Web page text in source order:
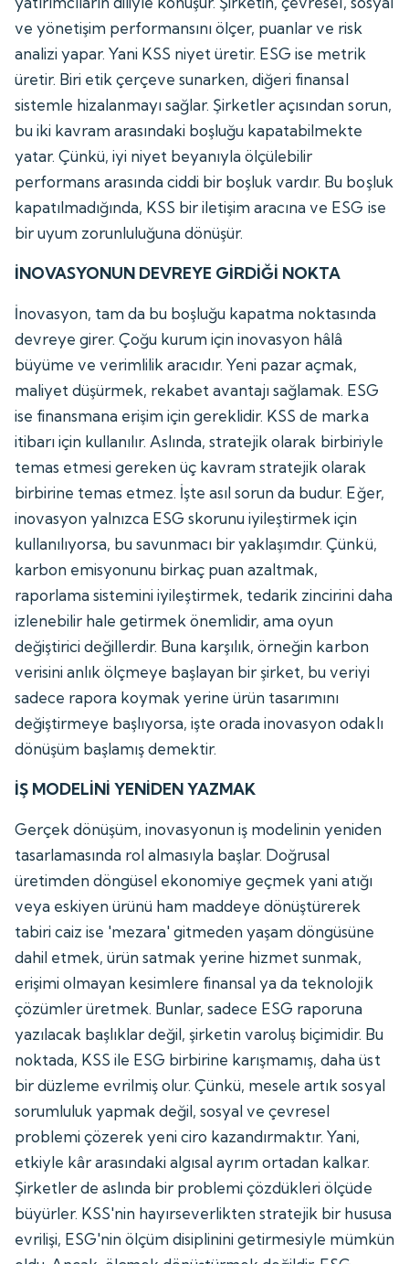
ve yönetişim performansını ölçer, puanlar ve risk
analizi yapar. Yani KSS niyet üretir. ESG ise metrik
üretir. Biri etik çerçeve sunarken, diğeri finansal
sistemle hizalanmayı sağlar. Şirketler açısından sorun,
bu iki kavram arasındaki boşluğu kapatabilmekte
yatar. Çünkü, iyi niyet beyanıyla ölçülebilir
performans arasında ciddi bir boşluk vardır. Bu boşluk
kapatılmadığında, KSS bir iletişim aracına ve ESG ise
bir uyum zorunluluğuna dönüşür.
İNOVASYONUN DEVREYE GİRDİĞİ NOKTA
İnovasyon, tam da bu boşluğu kapatma noktasında
devreye girer. Çoğu kurum için inovasyon hâlâ
büyüme ve verimlilik aracıdır. Yeni pazar açmak,
maliyet düşürmek, rekabet avantajı sağlamak. ESG
ise finansmana erişim için gereklidir. KSS de marka
itibarı için kullanılır. Aslında, stratejik olarak birbiriyle
temas etmesi gereken üç kavram stratejik olarak
birbirine temas etmez. İşte asıl sorun da budur. Eğer,
inovasyon yalnızca ESG skorunu iyileştirmek için
kullanılıyorsa, bu savunmacı bir yaklaşımdır. Çünkü,
karbon emisyonunu birkaç puan azaltmak,
raporlama sistemini iyileştirmek, tedarik zincirini daha
izlenebilir hale getirmek önemlidir, ama oyun
değiştirici değillerdir. Buna karşılık, örneğin karbon
verisini anlık ölçmeye başlayan bir şirket, bu veriyi
sadece rapora koymak yerine ürün tasarımını
değiştirmeye başlıyorsa, işte orada inovasyon odaklı
dönüşüm başlamış demektir.
İŞ MODELİNİ YENİDEN YAZMAK
Gerçek dönüşüm, inovasyonun iş modelinin yeniden
tasarlamasında rol almasıyla başlar. Doğrusal
üretimden döngüsel ekonomiye geçmek yani atığı
veya eskiyen ürünü ham maddeye dönüştürerek
tabiri caiz ise 'mezara' gitmeden yaşam döngüsüne
dahil etmek, ürün satmak yerine hizmet sunmak,
erişimi olmayan kesimlere finansal ya da teknolojik
çözümler üretmek. Bunlar, sadece ESG raporuna
yazılacak başlıklar değil, şirketin varoluş biçimidir. Bu
noktada, KSS ile ESG birbirine karışmamış, daha üst
bir düzleme evrilmiş olur. Çünkü, mesele artık sosyal
sorumluluk yapmak değil, sosyal ve çevresel
problemi çözerek yeni ciro kazandırmaktır. Yani,
etkiyle kâr arasındaki algısal ayrım ortadan kalkar.
Şirketler de aslında bir problemi çözdükleri ölçüde
büyürler. KSS'nin hayırseverlikten stratejik bir hususa
evrilişi, ESG'nin ölçüm disiplinini getirmesiyle mümkün